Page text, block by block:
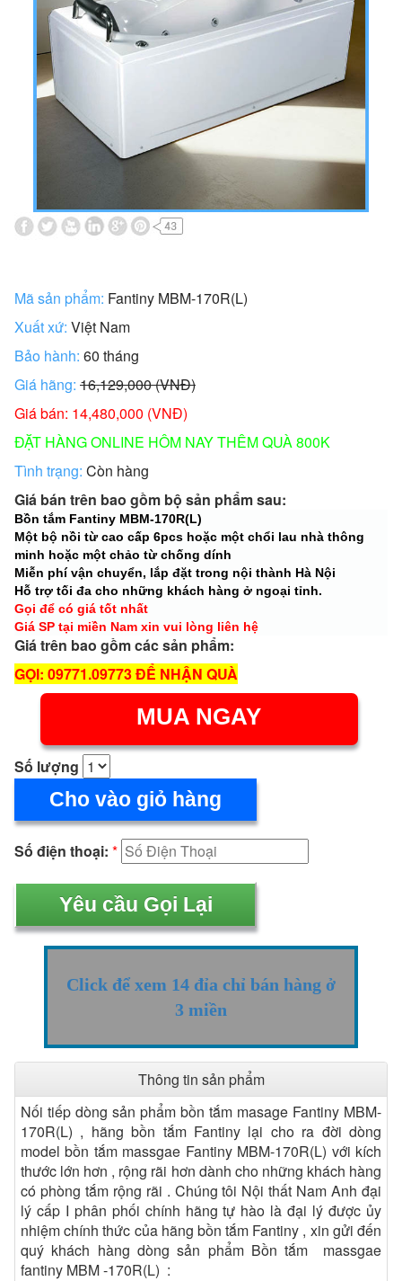
Mã sản phẩm: Fantiny MBM-170R(L)
Xuất xứ: Việt Nam
Bảo hành: 60 tháng
Giá hãng: 16,129,000 (VNĐ)
Giá bán: 14,480,000 (VNĐ)
ĐẶT HÀNG ONLINE HÔM NAY THÊM QUÀ 800K
Tình trạng: Còn hàng
Giá bán trên bao gồm bộ sản phẩm sau:
Bồn tắm Fantiny MBM-170R(L)
Một bộ nồi từ cao cấp 6pcs hoặc một chổi lau nhà thông
minh hoặc một chảo từ chống dính
Miễn phí vận chuyển, lắp đặt trong nội thành Hà Nội
Hỗ trợ tối đa cho những khách hàng ở ngoại tỉnh.
Gọi để có giá tốt nhất
Giá SP tại miền Nam xin vui lòng liên hệ
Giá trên bao gồm các sản phẩm:
GỌI: 09771.09773 ĐỂ NHẬN QUÀ
MUA NGAY
Số lượng
Cho vào giỏ hàng
Số điện thoại: *
Click để xem 14 đỉa chỉ bán hàng ở
3 miền
Thông tin sản phẩm
Nối tiếp dòng sản phẩm bồn tắm masage Fantiny MBM-
170R(L) , hãng bồn tắm Fantiny lại cho ra đời dòng
model bồn tắm massgae Fantiny MBM-170R(L) với kích
thước lớn hơn , rộng rãi hơn dành cho những khách hàng
có phòng tắm rộng rãi . Chúng tôi Nội thất Nam Anh đại
lý cấp I phân phối chính hãng tự hào là đại lý được ủy
nhiệm chính thức của hãng bồn tắm Fantiny , xin gửi đến
quý khách hàng dòng sản phẩm Bồn tắm massgae
fantiny MBM -170R(L) :